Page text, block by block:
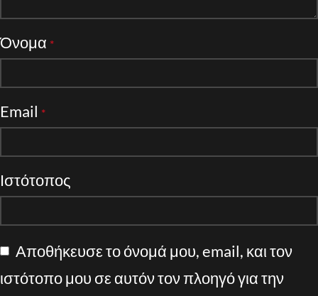
Όνομα *
Email *
Ιστότοπος
Αποθήκευσε το όνομά μου, email, και τον
ιστότοπο μου σε αυτόν τον πλοηγό για την